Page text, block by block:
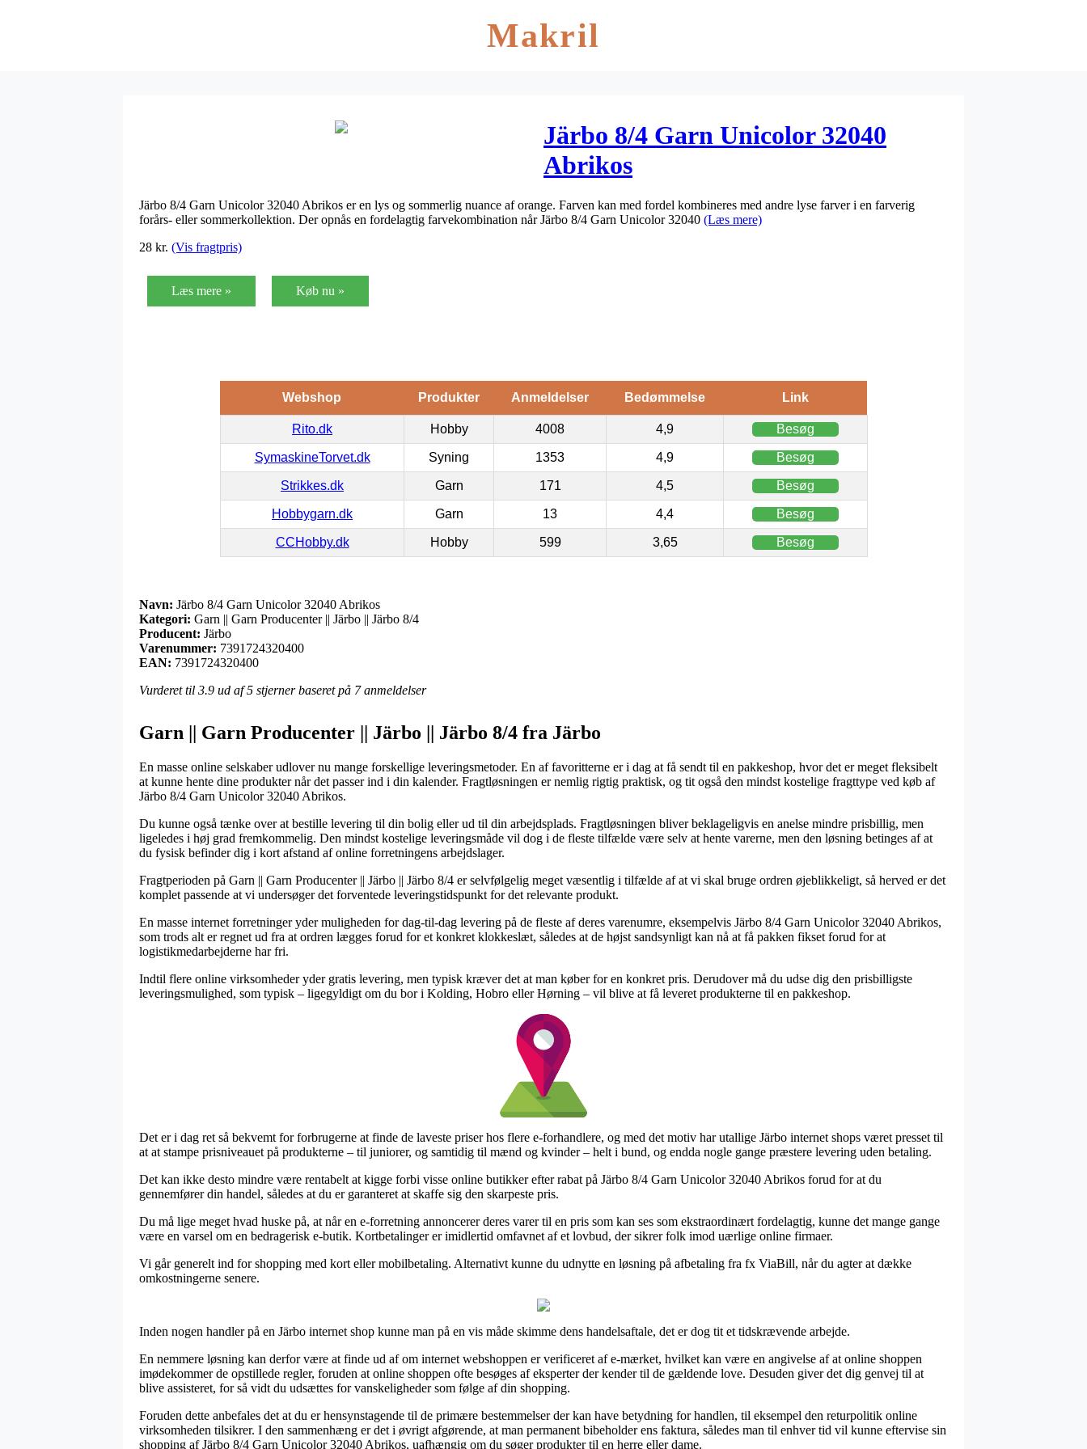
Makril
Järbo 8/4 Garn Unicolor 32040
Abrikos
Järbo 8/4 Garn Unicolor 32040 Abrikos er en lys og sommerlig nuance af orange. Farven kan med fordel kombineres med andre lyse farver i en farverig
forårs- eller sommerkollektion. Der opnås en fordelagtig farvekombination når Järbo 8/4 Garn Unicolor 32040 (Læs mere)
28 kr. (Vis fragtpris)
Læs mere » Køb nu »
Webshop Produkter Anmeldelser Bedømmelse Link
Rito.dk Hobby 4008 4,9 Besøg
SymaskineTorvet.dk Syning 1353 4,9 Besøg
Strikkes.dk Garn 171 4,5 Besøg
Hobbygarn.dk Garn 13 4,4 Besøg
CCHobby.dk Hobby 599 3,65 Besøg
Navn: Järbo 8/4 Garn Unicolor 32040 Abrikos
Kategori: Garn || Garn Producenter || Järbo || Järbo 8/4
Producent: Järbo
Varenummer: 7391724320400
EAN: 7391724320400
Vurderet til 3.9 ud af 5 stjerner baseret på 7anmeldelser
Garn || Garn Producenter || Järbo || Järbo 8/4 fra Järbo
En masse online selskaber udlover nu mange forskellige leveringsmetoder. En af favoritterne er i dag at få sendt til en pakkeshop, hvor det er meget fleksibelt
at kunne hente dine produkter når det passer ind i din kalender. Fragtløsningen er nemlig rigtig praktisk, og tit også den mindst kostelige fragttype ved køb af
Järbo 8/4 Garn Unicolor 32040 Abrikos.
Du kunne også tænke over at bestille levering til din bolig eller ud til din arbejdsplads. Fragtløsningen bliver beklageligvis en anelse mindre prisbillig, men
ligeledes i høj grad fremkommelig. Den mindst kostelige leveringsmåde vil dog i de fleste tilfælde være selv at hente varerne, men den løsning betinges af at
du fysisk befinder dig i kort afstand af online forretningens arbejdslager.
Fragtperioden på Garn || Garn Producenter || Järbo || Järbo 8/4 er selvfølgelig meget væsentlig i tilfælde af at vi skal bruge ordren øjeblikkeligt, så herved er det
komplet passende at vi undersøger det forventede leveringstidspunkt for det relevante produkt.
En masse internet forretninger yder muligheden for dag-til-dag levering på de fleste af deres varenumre, eksempelvis Järbo 8/4 Garn Unicolor 32040 Abrikos,
som trods alt er regnet ud fra at ordren lægges forud for et konkret klokkeslæt, således at de højst sandsynligt kan nå at få pakken fikset forud for at
logistikmedarbejderne har fri.
Indtil flere online virksomheder yder gratis levering, men typisk kræver det at man køber for en konkret pris. Derudover må du udse dig den prisbilligste
leveringsmulighed, som typisk – ligegyldigt om du bor i Kolding, Hobro eller Hørning – vil blive at få leveret produkterne til en pakkeshop.
Det er i dag ret så bekvemt for forbrugerne at finde de laveste priser hos flere e-forhandlere, og med det motiv har utallige Järbo internet shops været presset til
at at stampe prisniveauet på produkterne – til juniorer, og samtidig til mænd og kvinder – helt i bund, og endda nogle gange præstere levering uden betaling.
Det kan ikke desto mindre være rentabelt at kigge forbi visse online butikker efter rabat på Järbo 8/4 Garn Unicolor 32040 Abrikos forud for at du
gennemfører din handel, således at du er garanteret at skaffe sig den skarpeste pris.
Du må lige meget hvad huske på, at når en e-forretning annoncerer deres varer til en pris som kan ses som ekstraordinært fordelagtig, kunne det mange gange
være en varsel om en bedragerisk e-butik. Kortbetalinger er imidlertid omfavnet af et lovbud, der sikrer folk imod uærlige online firmaer.
Vi går generelt ind for shopping med kort eller mobilbetaling. Alternativt kunne du udnytte en løsning på afbetaling fra fx ViaBill, når du agter at dække
omkostningerne senere.
Inden nogen handler på en Järbo internet shop kunne man på en vis måde skimme dens handelsaftale, det er dog tit et tidskrævende arbejde.
En nemmere løsning kan derfor være at finde ud af om internet webshoppen er verificeret af e-mærket, hvilket kan være en angivelse af at online shoppen
imødekommer de opstillede regler, foruden at online shoppen ofte besøges af eksperter der kender til de gældende love. Desuden giver det dig genvej til at
blive assisteret, for så vidt du udsættes for vanskeligheder som følge af din shopping.
Foruden dette anbefales det at du er hensynstagende til de primære bestemmelser der kan have betydning for handlen, til eksempel den returpolitik online
virksomheden tilsikrer. I den sammenhæng er det i øvrigt afgørende, at man permanent bibeholder ens faktura, således man til enhver tid vil kunne eftervise sin
shopping af Järbo 8/4 Garn Unicolor 32040 Abrikos, uafhængig om du søger produkter til en herre eller dame.